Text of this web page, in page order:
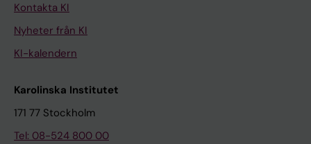
Kontakta KI
Nyheter från KI
KI-kalendern
Karolinska Institutet
171 77 Stockholm
Tel: 08-524 800 00